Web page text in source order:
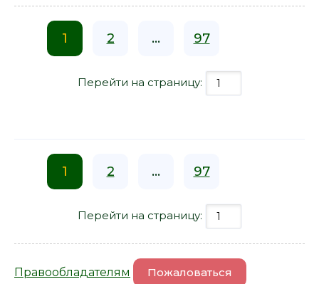
1 2 ... 97
Перейти на страницу:
1 2 ... 97
Перейти на страницу:
Правообладателям Пожаловаться